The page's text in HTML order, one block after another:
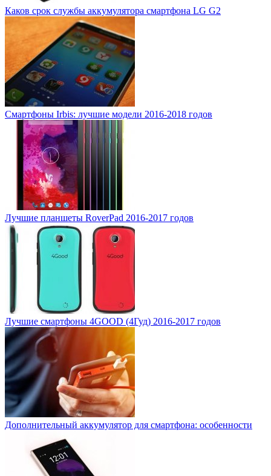
Каков срок службы аккумулятора смартфона LG G2
Смартфоны Irbis: лучшие модели 2016-2018 годов
Лучшие планшеты RoverPad 2016-2017 годов
Лучшие смартфоны 4GOOD (4Гуд) 2016-2017 годов
Дополнительный аккумулятор для смартфона: особенности